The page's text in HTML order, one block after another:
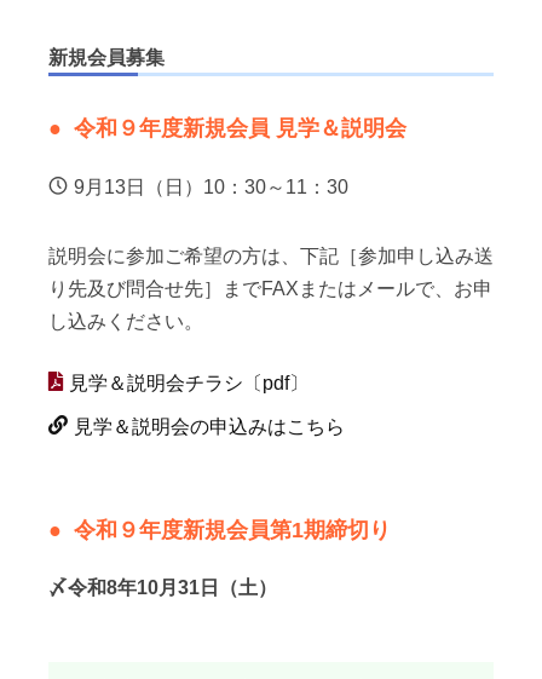
新規会員募集
令和９年度新規会員 見学＆説明会
9月13日（日）10：30～11：30
説明会に参加ご希望の方は、下記［参加申し込み送
り先及び問合せ先］までFAXまたはメールで、お申
し込みください。
見学＆説明会チラシ〔pdf〕
見学＆説明会の申込みはこちら
令和９年度新規会員第1期締切り
〆令和8年10月31日（土）